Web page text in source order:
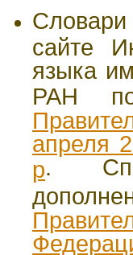
сайте
языка
РАН
апреля
р.